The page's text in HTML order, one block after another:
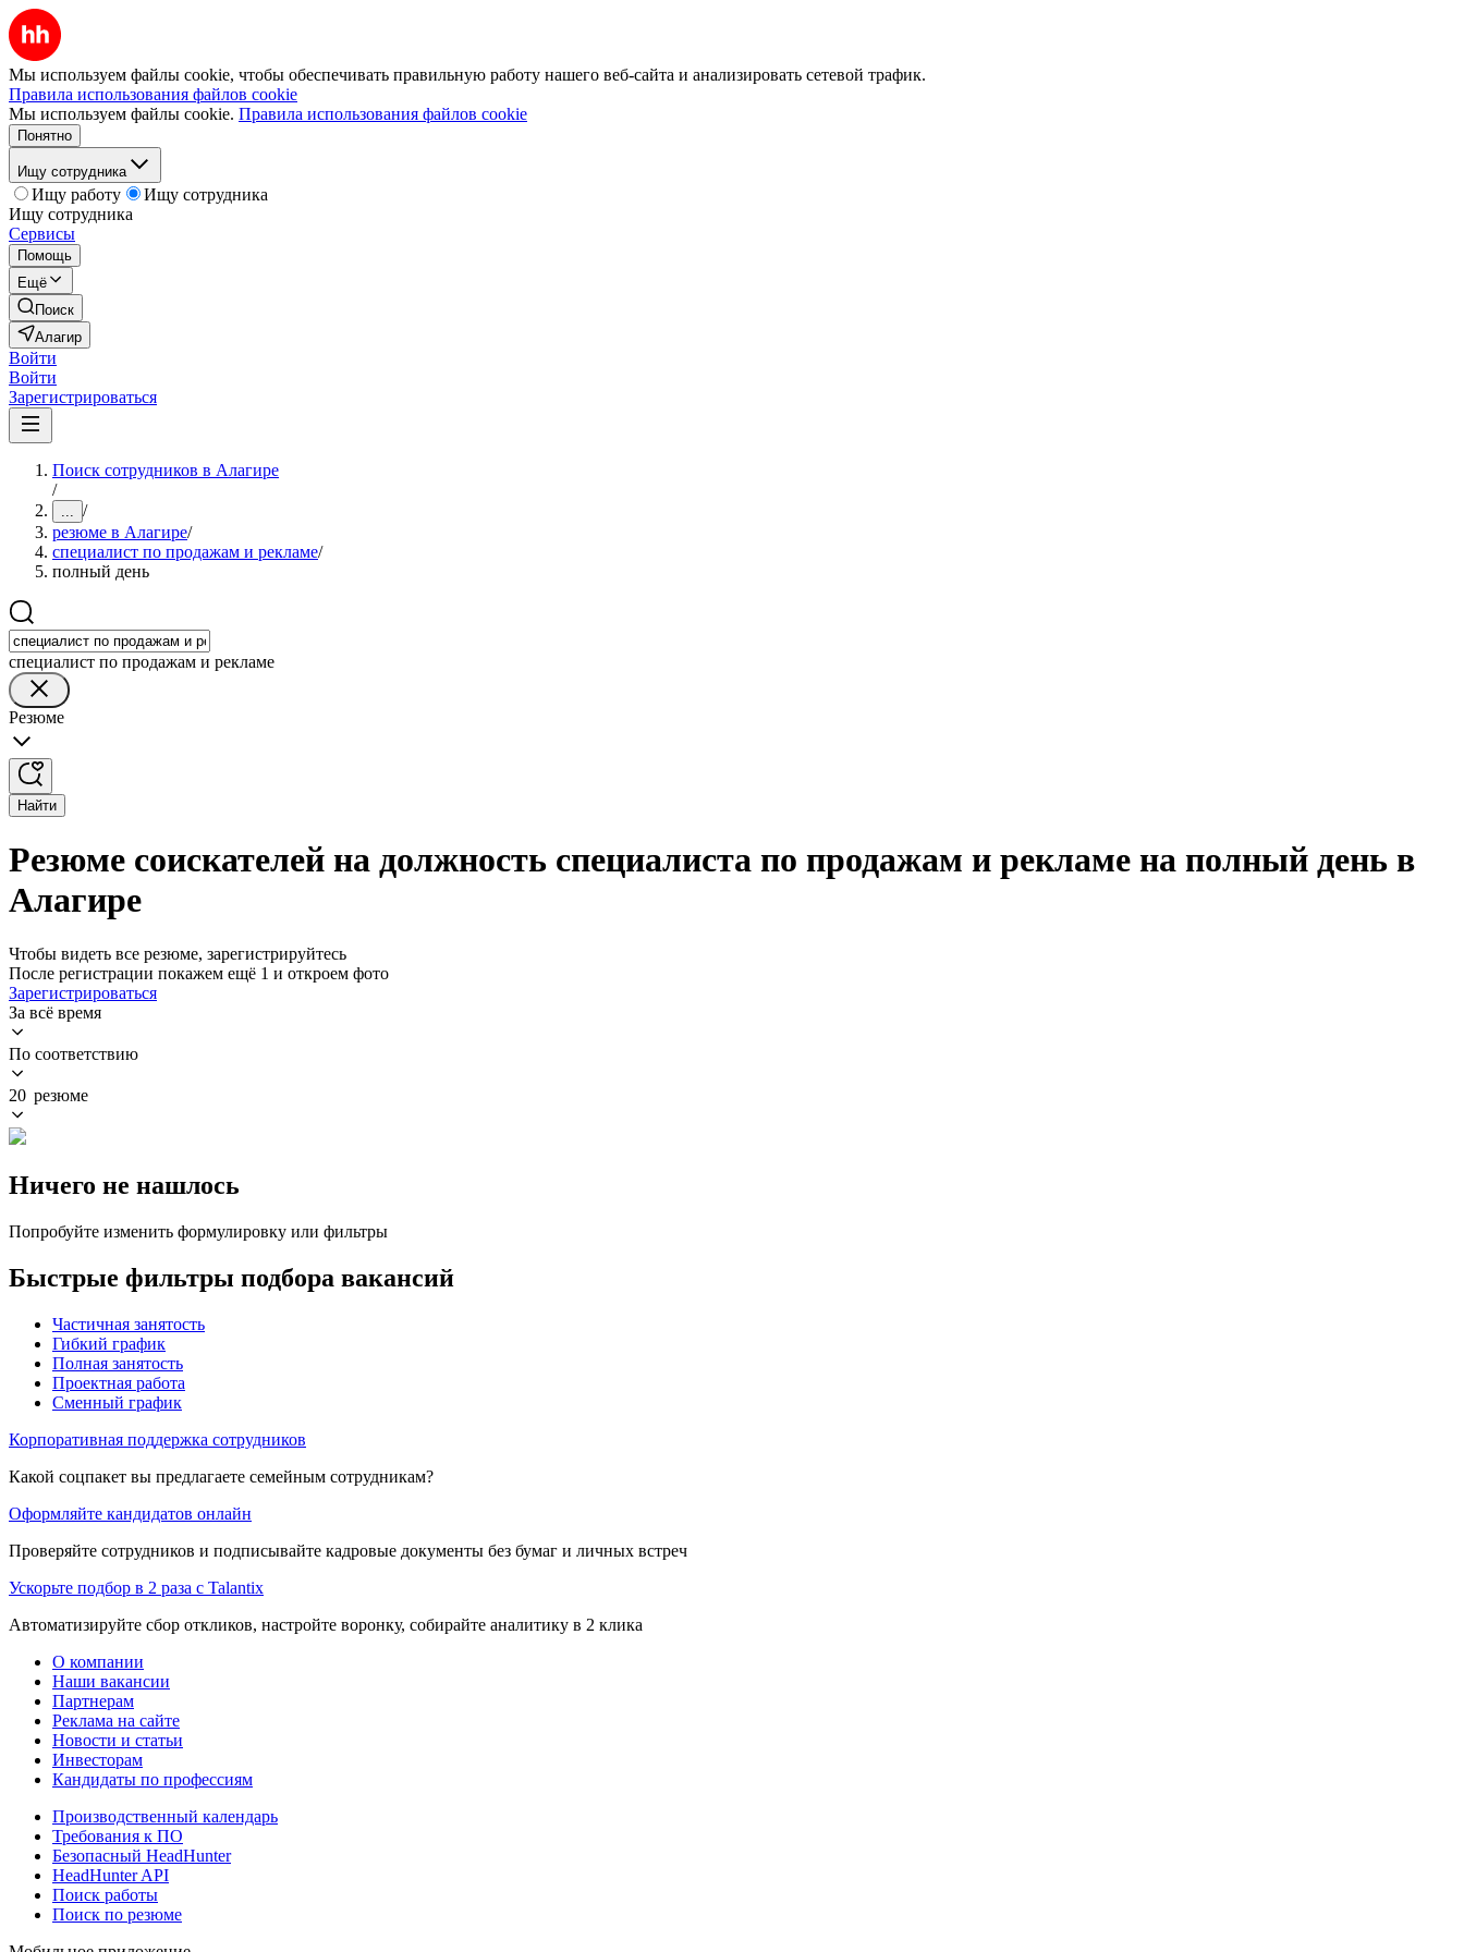
Мы используем файлы cookie, чтобы обеспечивать правильную работу нашего веб-сайта и анализировать сетевой трафик.
Правила использования файлов cookie
Мы используем файлы cookie. Правила использования файлов cookie
Понятно
Ищу сотрудника
Ищу работу
Ищу сотрудника
Ищу сотрудника
Сервисы
Помощь
Ещё
Поиск
Алагир
Войти
Войти
Зарегистрироваться
Поиск сотрудников в Алагире
/
... /
резюме в Алагире/
специалист по продажам и рекламе/
полный день
специалист по продажам и рекламе
Резюме
Найти
Резюме соискателей на должность специалиста по продажам и рекламе на полный день в
Алагире
Чтобы видеть все резюме, зарегистрируйтесь
После регистрации покажем ещё 1 и откроем фото
Зарегистрироваться
За всё время
По соответствию
20 резюме
Ничего не нашлось
Попробуйте изменить формулировку или фильтры
Быстрые фильтры подбора вакансий
Частичная занятость
Гибкий график
Полная занятость
Проектная работа
Сменный график
Корпоративная поддержка сотрудников
Какой соцпакет вы предлагаете семейным сотрудникам?
Оформляйте кандидатов онлайн
Проверяйте сотрудников и подписывайте кадровые документы без бумаг и личных встреч
Ускорьте подбор в 2 раза с Talantix
Автоматизируйте сбор откликов, настройте воронку, собирайте аналитику в 2 клика
О компании
Наши вакансии
Партнерам
Реклама на сайте
Новости и статьи
Инвесторам
Кандидаты по профессиям
Производственный календарь
Требования к ПО
Безопасный HeadHunter
HeadHunter API
Поиск работы
Поиск по резюме